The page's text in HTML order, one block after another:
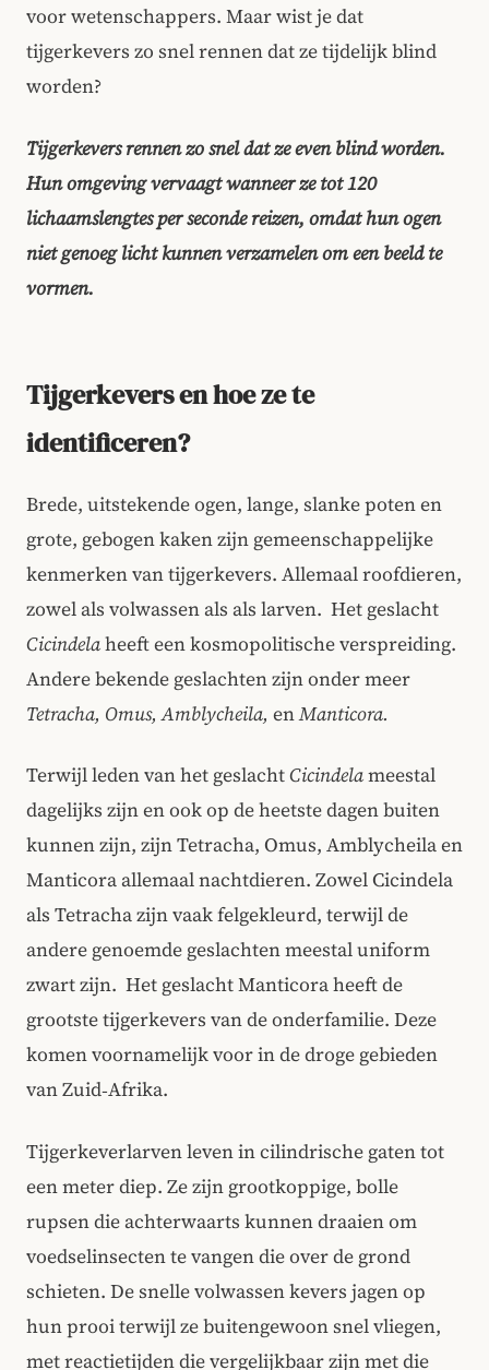
voor wetenschappers. Maar wist je dat
tijgerkevers zo snel rennen dat ze tijdelijk blind
worden?
Tijgerkevers rennen zo snel dat ze even blind worden.
Hun omgeving vervaagt wanneer ze tot 120
lichaamslengtes per seconde reizen, omdat hun ogen
niet genoeg licht kunnen verzamelen om een beeld te
vormen.
Tijgerkevers en hoe ze te
identificeren?
Brede, uitstekende ogen, lange, slanke poten en
grote, gebogen kaken zijn gemeenschappelijke
kenmerken van tijgerkevers. Allemaal roofdieren,
zowel als volwassen als als larven. Het geslacht
Cicindelaheeft een kosmopolitische verspreiding.
Andere bekende geslachten zijn onder meer
Tetracha, Omus, Amblycheila, enManticora.
Terwijl leden van het geslachtCicindelameestal
dagelijks zijn en ook op de heetste dagen buiten
kunnen zijn, zijn Tetracha, Omus, Amblycheila en
Manticora allemaal nachtdieren. Zowel Cicindela
als Tetracha zijn vaak felgekleurd, terwijl de
andere genoemde geslachten meestal uniform
zwart zijn. Het geslacht Manticora heeft de
grootste tijgerkevers van de onderfamilie. Deze
komen voornamelijk voor in de droge gebieden
van Zuid‑Afrika.
Tijgerkeverlarven leven in cilindrische gaten tot
een meter diep. Ze zijn grootkoppige, bolle
rupsen die achterwaarts kunnen draaien om
voedselinsecten te vangen die over de grond
schieten. De snelle volwassen kevers jagen op
hun prooi terwijl ze buitengewoon snel vliegen,
met reactietijden die vergelijkbaar zijn met die